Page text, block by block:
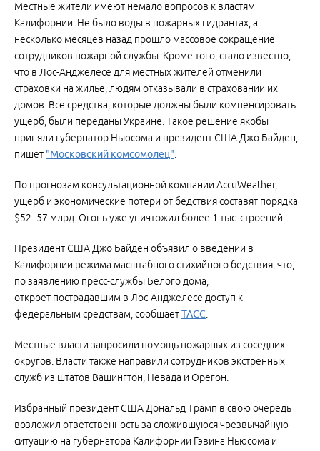
Местные жители имеют немало вопросов к властям
Калифорнии. Не было воды в пожарных гидрантах, а
несколько месяцев назад прошло массовое сокращение
сотрудников пожарной службы. Кроме того, стало известно,
что в Лос-Анджелесе для местных жителей отменили
страховки на жилье, людям отказывали в страховании их
домов. Все средства, которые должны были компенсировать
ущерб, были переданы Украине. Такое решение якобы
приняли губернатор Ньюсома и президент США Джо Байден,
пишет "Московский комсомолец"
По прогнозам консультационной компании AccuWeather,
ущерб и экономические потери от бедствия составят порядка
$52- 57 млрд. Огонь уже уничтожил более 1 тыс. строений.
Президент США Джо Байден объявил о введении в
Калифорнии режима масштабного стихийного бедствия, что,
по заявлению пресс-службы Белого дома,
откроет пострадавшим в Лос-Анджелесе доступ к
федеральным средствам, сообщаетТАСС
Местные власти запросили помощь пожарных из соседних
округов. Власти также направили сотрудников экстренных
служб из штатов Вашингтон, Невада и Орегон.
Избранный президент США Дональд Трамп в свою очередь
возложил ответственность за сложившуюся чрезвычайную
ситуацию на губернатора Калифорнии Гэвина Ньюсома и